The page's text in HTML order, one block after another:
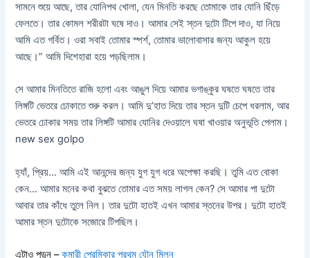
সামনে শুয়ে আছে, তার যোনিপথ খোলা, যেন মিনতি করছে তোমাকে তার যোনি ছিঁড়ে
ফেলতে। তার কোমল শরীরটা ঘষে দাও। আমার সেই স্তন দুটো টিপে দাও, যা নিয়ে
আমি এত গর্বিত। ওরা সবাই তোমার স্পর্শ, তোমার ভালোবাসার জন্য আকুল হয়ে
আছে।” আমি দিশেহারা হয়ে পড়ছিলাম।
সে আমার মিনতিতে রাজি হলো এবং আঙুল দিয়ে আমার ভগাঙ্কুর ঘষতে ঘষতে তার
লিঙ্গটি ভেতরে ঢোকাতে শুরু করল। আমি দু’হাত দিয়ে তার স্তন দুটি চেপে ধরলাম, আর
ভেতরে ঢোকার সময় তার লিঙ্গটি আমার যোনির দেওয়ালে ঘষা খাওয়ার অনুভূতি পেলাম।
new sex golpo
হ্যাঁ, প্রিয়… আমি এই আনন্দের জন্য যুগ যুগ ধরে অপেক্ষা করছি। তুমি এত বোকা
কেন… আমার মনের কথা বুঝতে তোমার এত সময় লাগল কেন? সে আমার পা দুটো
আবার তার কাঁধে তুলে নিল। তার দুটো হাতই এখন আমার স্তনের উপর। দুটো হাতই
আমার স্তন দুটোকে সজোরে টিপছিল।
এটাও পড়ুন – কুমারী প্রেমিকার প্রথম যৌন মিলন